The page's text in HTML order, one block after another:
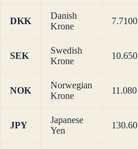
DKK
Danish
Krone
7.7100
SEK
Swedish
Krone
10.650
NOK
Norwegian
Krone
11.080
JPY
Japanese
Yen
130.60